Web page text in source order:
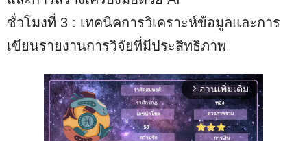
ชั่วโมงที่ 3 : เทคนิคการวิเคราะห์ข้อมูลและการ
เขียนรายงานการวิจัยที่มีประสิทธิภาพ
arrow_forward_ios อ่านเพิ่มเติม